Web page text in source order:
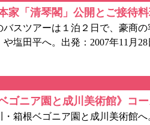
本家「清琴閣」公開とご接待
スツアーは１泊２日で、豪商
や塩田平へ。出発：2007年11月
ベゴニア園と成川美術館》コ
箱根ベゴニア園と成川美術館へ